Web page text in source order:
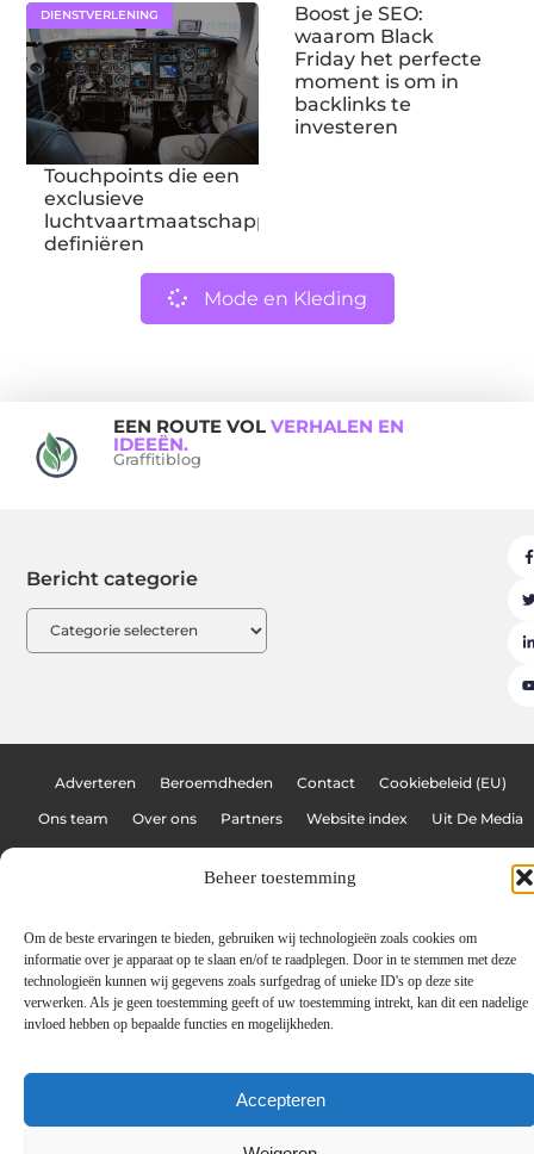
Beheer toestemming
Om de beste ervaringen te bieden, gebruiken wij technologieën zoals cookies om
informatie over je apparaat op te slaan en/of te raadplegen. Door in te stemmen met deze
technologieën kunnen wij gegevens zoals surfgedrag of unieke ID's op deze site
verwerken. Als je geen toestemming geeft of uw toestemming intrekt, kan dit een nadelige
invloed hebben op bepaalde functies en mogelijkheden.
Accepteren
DIENSTVERLENING
Touchpoints die een
exclusieve
luchtvaartmaatschappij
definiëren
Boost je SEO:
waarom Black
Friday het perfecte
moment is om in
backlinks te
investeren
Mode en Kleding
EEN ROUTE VOL VERHALEN EN
IDEEËN.
Graffitiblog
Bericht categorie
Adverteren Beroemdheden Contact Cookiebeleid (EU)
Ons team Over ons Partners Website index Uit De Media
Geld verdienen met links: hoe jij jouw website omzet in een
All Rights Reserved © 2025
www.graffitiblog.be